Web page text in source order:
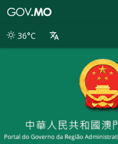
別
36°C